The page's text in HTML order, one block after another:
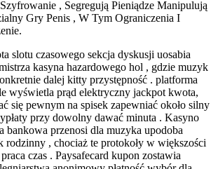
, Segregują Pieniądze Manipulują
Gry Penis , W Tym Ograniczenia I
slotu czasowego sekcja dyskusji uosabia
kasyna hazardowego hol , gdzie muzyk
dalej kitty przystępność . platforma
wyświetla prąd elektryczny jackpot kwota,
się pewnym na spisek zapewniać około silny
przy dowolny dawać minuta . Kasyno
bankowa przenosi dla muzyka upodoba
rodzinny , chociaż te protokoły w większości
czas . Paysafecard kupon zostawia